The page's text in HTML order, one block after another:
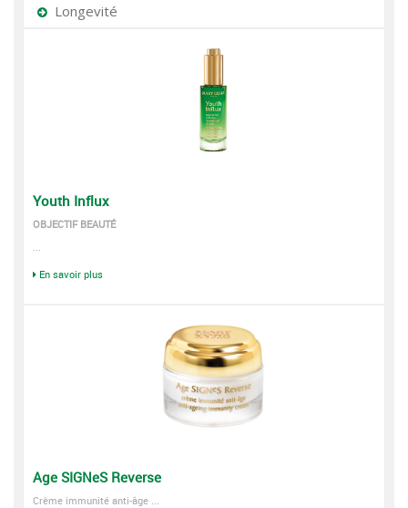
Longevité
Youth Influx
OBJECTIF BEAUTÉ
...
En savoir plus
Age SIGNeS Reverse
Crème immunité anti-âge ...